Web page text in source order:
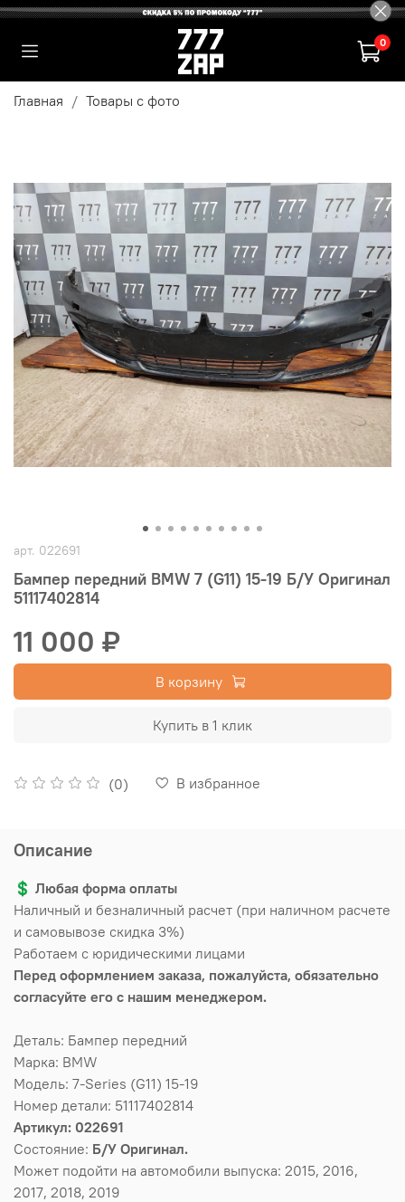
0
Главная Товары с фото
арт. 022691
Бампер передний BMW 7 (G11) 15-19 Б/У Оригинал
51117402814
(0) В избранное
11 000 ₽
В корзину
Купить в 1 клик
Описание
💲 Любая форма оплаты
Наличный и безналичный расчет (при наличном расчете
и самовывозе скидка 3%)
Работаем с юридическими лицами
Перед оформлением заказа, пожалуйста, обязательно
согласуйте его с нашим менеджером.
Деталь: Бампер передний
Марка: BMW
Модель: 7-Series (G11) 15-19
Номер детали: 51117402814
Артикул: 022691
Состояние: Б/У Оригинал.
Может подойти на автомобили выпуска: 2015, 2016,
2017, 2018, 2019